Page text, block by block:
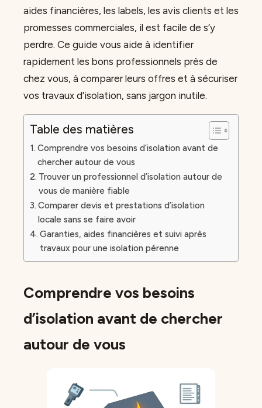
aides financières, les labels, les avis clients et les
promesses commerciales, il est facile de s’y
perdre. Ce guide vous aide à identifier
rapidement les bons professionnels près de
chez vous, à comparer leurs offres et à sécuriser
vos travaux d’isolation, sans jargon inutile.
Table des matières
Comprendre vos besoins d’isolation avant de
chercher autour de vous
Trouver un professionnel d’isolation autour de
vous de manière fiable
Comparer devis et prestations d’isolation
locale sans se faire avoir
Garanties, aides financières et suivi après
travaux pour une isolation pérenne
Comprendre vos besoins
d’isolation avant de chercher
autour de vous